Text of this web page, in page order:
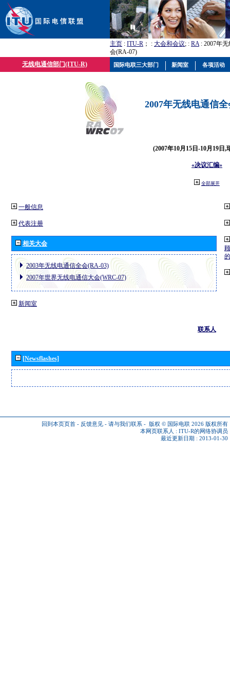
主页 : ITU-R ； : 大会和会议; : RA: 2007年
会(RA-07)
无线电通信部门(ITU-R)
2007年无线电通信
(2007年10月15日-10月19日,
«决议汇编»
全部展开
一般信息
代表注册
相关大会
2003年无线电通信全会(RA-03)
2007年世界无线电通信大会(WRC-07)
新闻室
联系人
[Newsflashes]
回到本页页首 - 反馈意见 - 请与我们联系 - 版权 © 国际电联 2026 版权所有
本网页联系人 : ITU-R的网络协调员
最近更新日期 : 2013-01-30
国际电联三大部门 新闻室 各项活动